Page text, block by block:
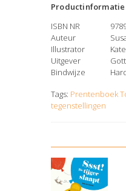
Productinformatie
ISBN NR
Auteur
Illustrator
Uitgever
Bindwijze
Tags: Prentenboek
tegenstellingen